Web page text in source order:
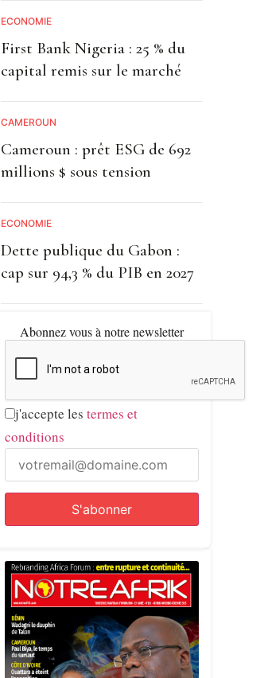
ECONOMIE
First Bank Nigeria : 25 % du
capital remis sur le marché
CAMEROUN
Cameroun : prêt ESG de 692
millions $ sous tension
ECONOMIE
Dette publique du Gabon :
cap sur 94,3 % du PIB en 2027
Abonnez vous à notre newsletter
j'accepte les termes et
conditions